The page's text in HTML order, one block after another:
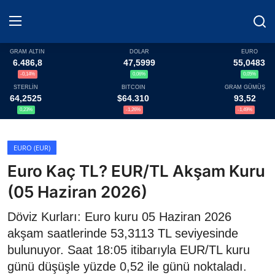
Haberler
Döviz
Altın Fiyatları
Döviz Kurları
Fonlar
Kripto Paralar
Çeviriciler
GRAM ALTIN
6.486,8
-0,14%
DOLAR
47,5999
0,06%
EURO
55,0483
0,05%
STERLİN
64,2525
0,23%
BITCOIN
$64.310
-1,26%
GRAM GÜMÜŞ
93,52
-1,49%
EURO (EUR)
Euro Kaç TL? EUR/TL Akşam Kuru
(05 Haziran 2026)
Döviz Kurları: Euro kuru 05 Haziran 2026
akşam saatlerinde 53,3113 TL seviyesinde
bulunuyor. Saat 18:05 itibarıyla EUR/TL kuru
günü düşüşle yüzde 0,52 ile günü noktaladı.